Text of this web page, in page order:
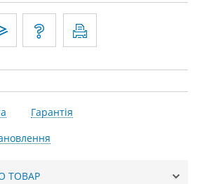
Гарантія
ТОВАР